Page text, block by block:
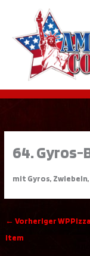
springen
64.
mit Gyros,
← Vorheriger
Item